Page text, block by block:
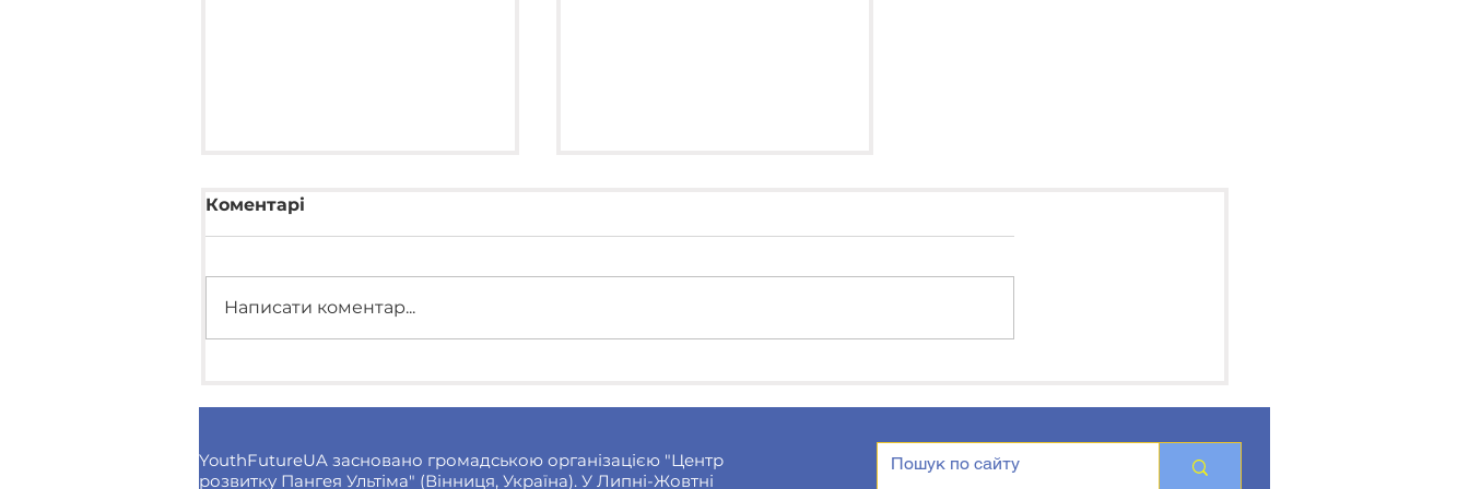
Калини": продовжуємо
завжди потрібні
Коментарі
Написати коментар...
YouthFutureUA засновано громадською організацією "Центр
розвитку Пангея Ультіма" (Вінниця, Україна). У Липні-Жовтні